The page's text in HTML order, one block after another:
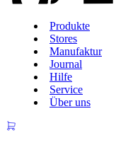
Produkte
Stores
Manufaktur
Journal
Hilfe
Service
Über uns